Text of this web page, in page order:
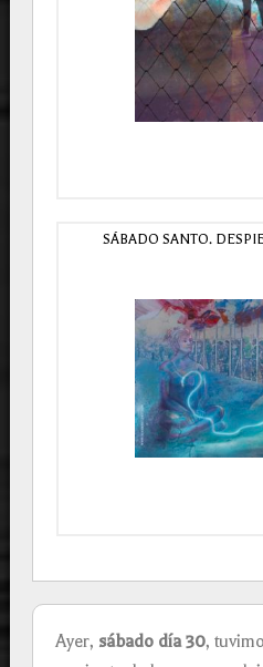
Ayer, sábado día 30,
SÁBADO SANTO.